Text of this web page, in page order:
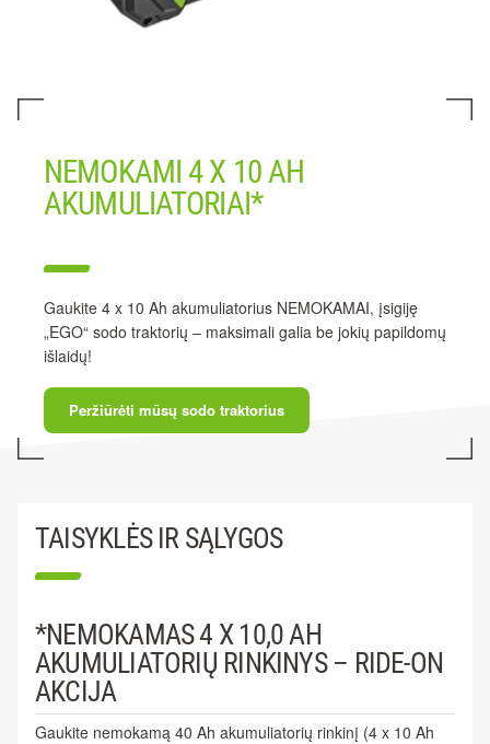
NEMOKAMI 4 X 10 AH
AKUMULIATORIAI*
Gaukite 4 x 10 Ah akumuliatorius NEMOKAMAI, įsigiję
„EGO“ sodo traktorių – maksimali galia be jokių papildomų
išlaidų!
Peržiūrėti mūsų sodo traktorius
TAISYKLĖS IR SĄLYGOS
*NEMOKAMAS 4 X 10,0 AH
AKUMULIATORIŲ RINKINYS – RIDE-ON
AKCIJA
Gaukite nemokamą 40 Ah akumuliatorių rinkinį (4 x 10 Ah